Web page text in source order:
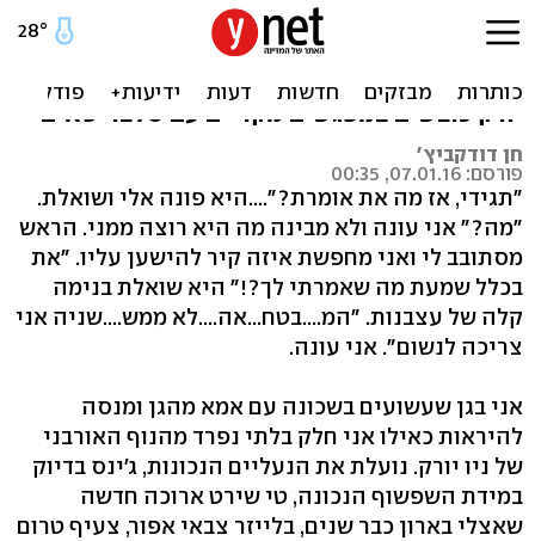
פליידייט עם קייטי הולמס
תשכחו ממוזיאונים, הופעות ומסעדות. את ניו
יורק כובשים במפגשים מקריים עם סלבריטאים
חן דודקביץ'
פורסם: 07.01.16, 00:35
״תגידי, אז מה את אומרת?"....היא פונה אלי ושואלת.
"מה?" אני עונה ולא מבינה מה היא רוצה ממני. הראש
מסתובב לי ואני מחפשת איזה קיר להישען עליו. "את
בכלל שמעת מה שאמרתי לך?!" היא שואלת בנימה
קלה של עצבנות. "המ....בטח...אה....לא ממש....שניה אני
צריכה לנשום". אני עונה.
אני בגן שעשועים בשכונה עם אמא מהגן ומנסה
להיראות כאילו אני חלק בלתי נפרד מהנוף האורבני
של ניו יורק. נועלת את הנעליים הנכונות, ג'ינס בדיוק
במידת השפשוף הנכונה, טי שירט ארוכה חדשה
שאצלי בארון כבר שנים, בלייזר צבאי אפור, צעיף טרום